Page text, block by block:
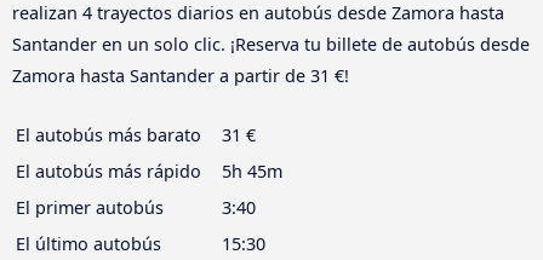
realizan 4 trayectos diarios en autobús desde Zamora hasta
Santander en un solo clic. ¡Reserva tu billete de autobús desde
Zamora hasta Santander a partir de 31 €!
El autobús más barato
31 €
El autobús más rápido
5h 45m
El primer autobús
3:40
El último autobús
15:30